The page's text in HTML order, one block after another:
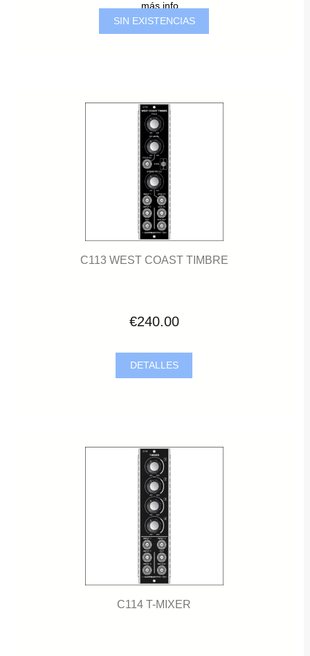
... más info
SIN EXISTENCIAS
C113 WEST COAST TIMBRE
€240.00
DETALLES
C114 T-MIXER